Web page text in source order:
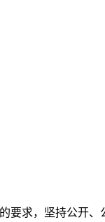
求，坚持公开